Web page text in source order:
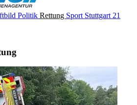
Politik Rettung Sport Stuttgart 21